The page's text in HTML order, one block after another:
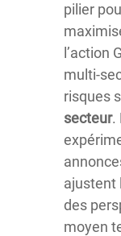
pilier
l’action
multi-
risques
secteur.
ajustent
des
moyen